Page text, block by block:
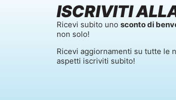
ISCRIVITI
Ricevi subito uno sconto di
non solo!
Ricevi aggiornamenti su tutte le
aspetti iscriviti subito!